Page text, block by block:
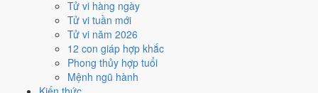
Tử vi hàng ngày
Tử vi tuần mới
Tử vi năm 2026
12 con giáp hợp khắc
Phong thủy hợp tuổi
Mệnh ngũ hành
Giáp Tý, nhờ người tuổi này thay mặt động thổ hoặc nhận lễ
giúp giảm phần xung của gia chủ. Cách chọn người mượn tuổi
xem tại
hướng dẫn xem tuổi làm nhà
Các cách trên dựa trên quy tắc lịch pháp truyền thống, mang tính
tham khảo văn hóa - tín ngưỡng, không thay thế quyết định chuyên
môn của bạn.